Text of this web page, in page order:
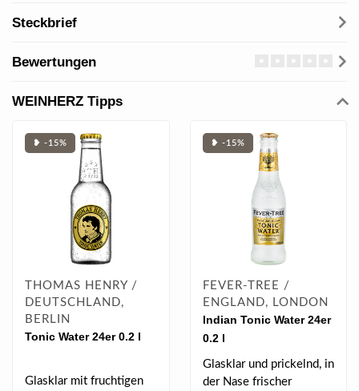
Steckbrief
Bewertungen
WEINHERZ Tipps
❥ -15%
THOMAS HENRY /
DEUTSCHLAND,
BERLIN
Tonic Water 24er 0.2 l
Glasklar mit fruchtigen
❥ -15%
FEVER-TREE /
ENGLAND, LONDON
Indian Tonic Water 24er
0.2 l
Glasklar und prickelnd, in
der Nase frischer